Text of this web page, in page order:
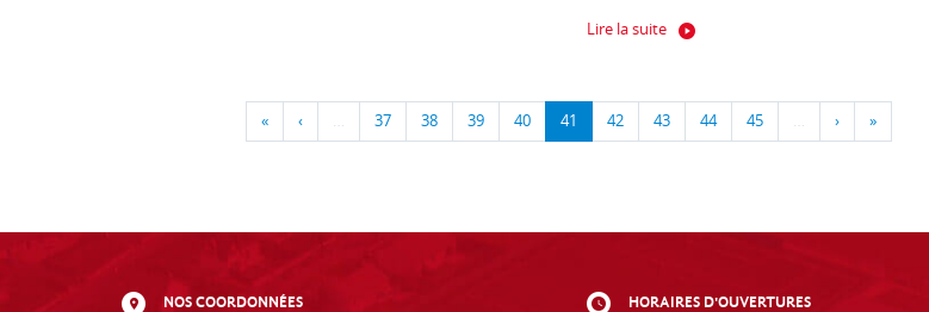
Lire la suite
« ‹ … 37 38 39 40 41 42 43 44 45 … › »
NOS COORDONNÉES HORAIRES D'OUVERTURES